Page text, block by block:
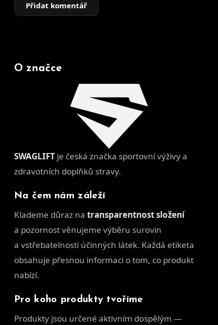
Přidat komentář
O značce
SWAGLIFT je česká značka sportovní výživy a
zdravotních doplňků stravy.
Na čem nám záleží
Klademe důraz na transparentnost složení
a pozornost věnujeme výběru surovin
a vstřebatelnosti účinných látek. Každá etiketa
obsahuje přesnou informaci o tom, co produkt
nabízí.
Pro koho produkty tvoříme
Produkty jsou určené aktivním dospělým —